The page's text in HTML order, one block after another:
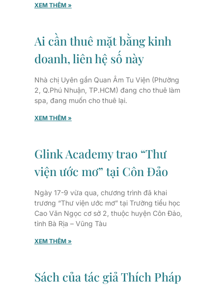
XEM THÊM »
Ai cần thuê mặt bằng kinh
doanh, liên hệ số này
Nhà chị Uyên gần Quan Âm Tu Viện (Phường
2, Q.Phú Nhuận, TP.HCM) đang cho thuê làm
spa, đang muốn cho thuê lại.
XEM THÊM »
Glink Academy trao “Thư
viện ước mơ” tại Côn Đảo
Ngày 17-9 vừa qua, chương trình đã khai
trương “Thư viện ước mơ” tại Trường tiểu học
Cao Văn Ngọc cơ sở 2, thuộc huyện Côn Đảo,
tỉnh Bà Rịa – Vũng Tàu
XEM THÊM »
Sách của tác giả Thích Pháp